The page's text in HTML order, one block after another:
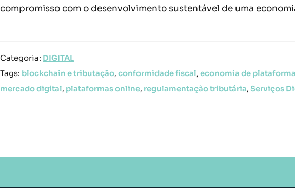
compromisso com o desenvolvimento sustentável de uma
Categoria: DIGITAL
Tags: blockchain e tributação, conformidade fiscal, economia de
mercado digital, plataformas online, regulamentação tributária, Serviços